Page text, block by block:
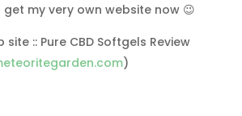
my very own website now 😉
site :: Pure CBD Softgels Review
)